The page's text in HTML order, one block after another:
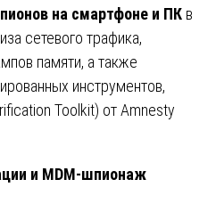
на смартфоне и ПК в
сетевого трафика,
памяти, а также
инструментов,
Toolkit) от Amnesty
и MDM-шпионаж